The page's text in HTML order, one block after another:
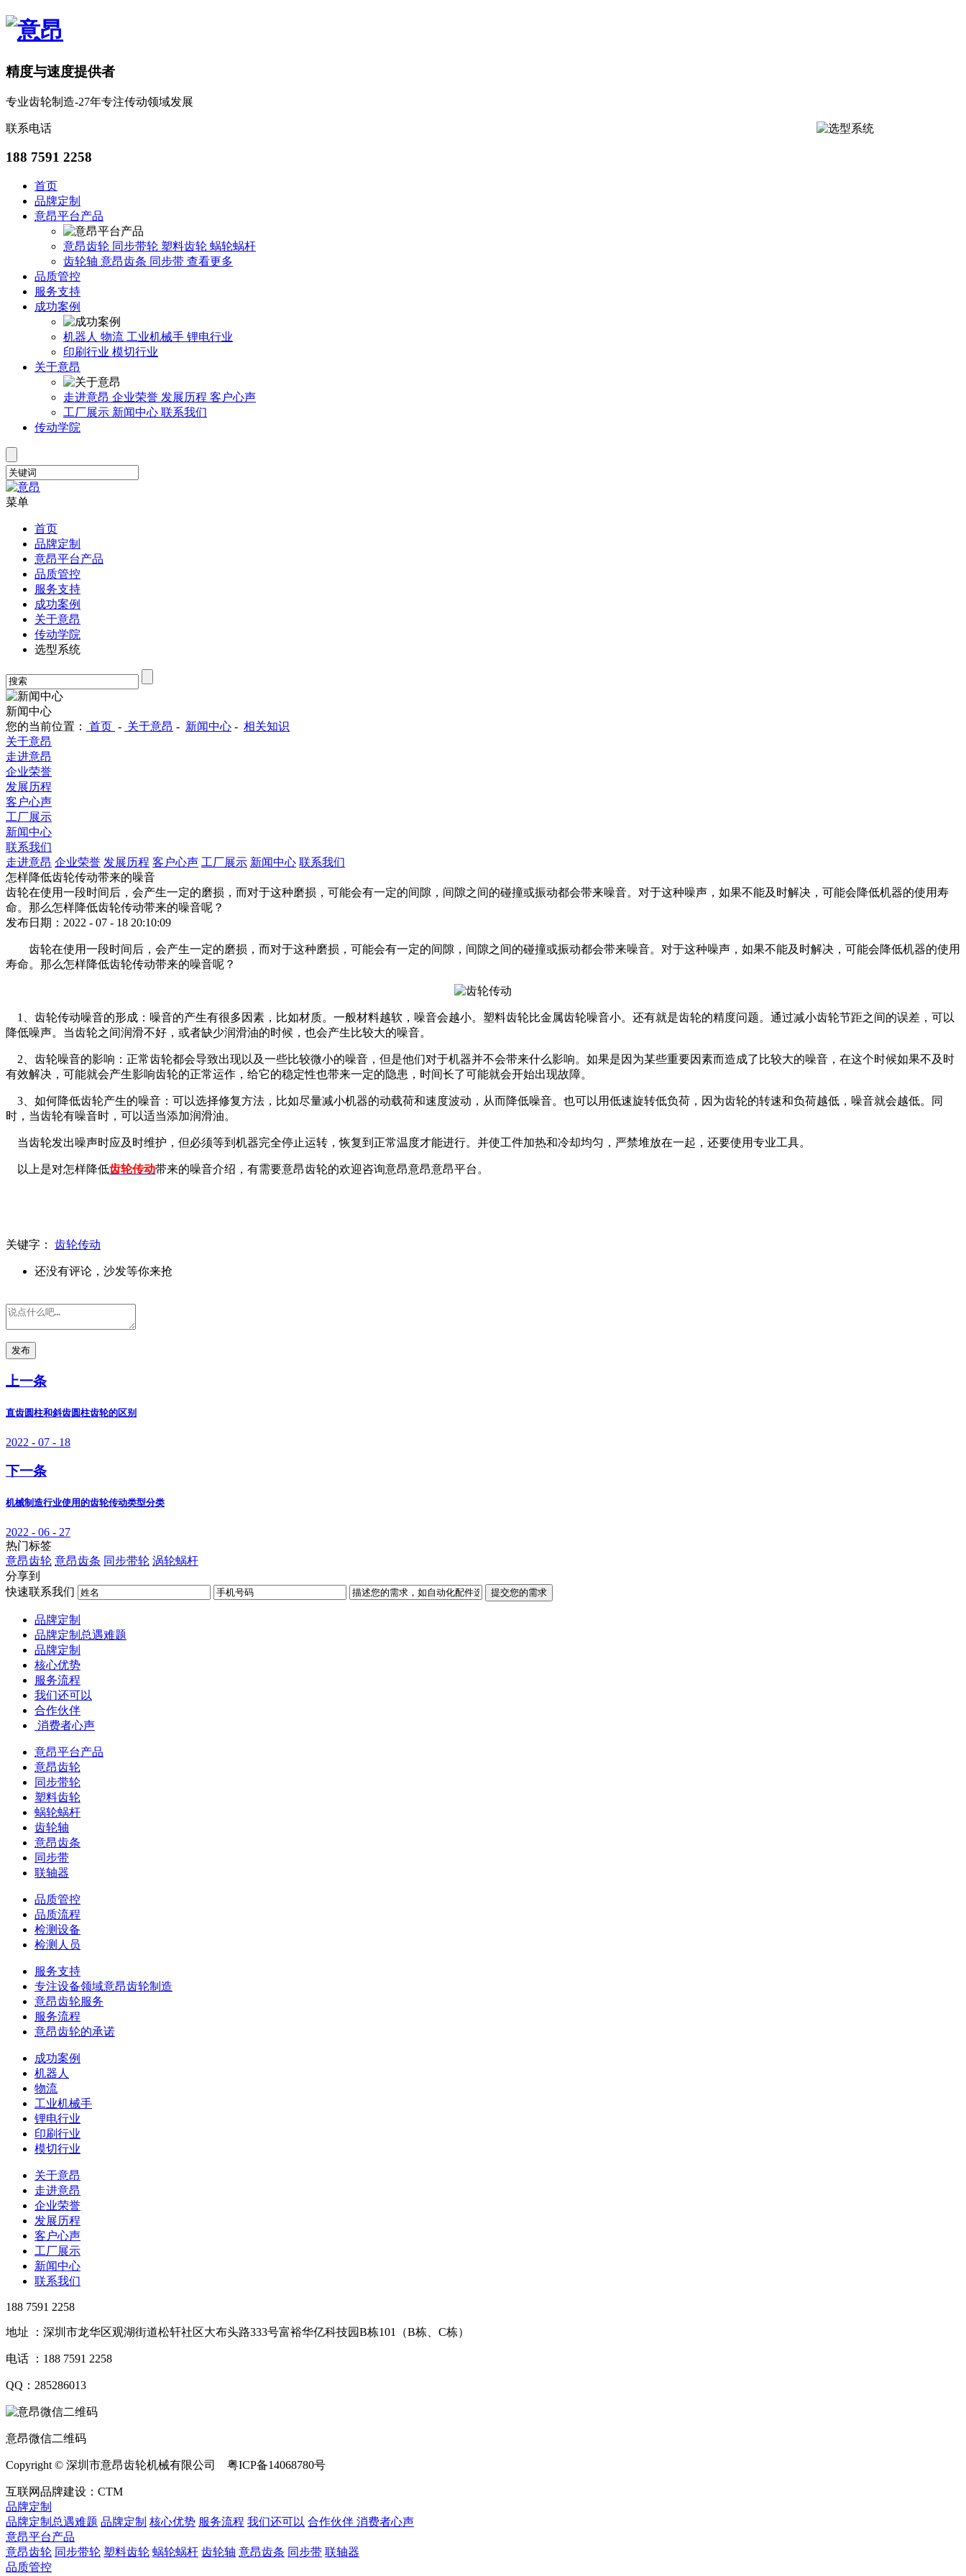
精度与速度提供者
专业齿轮制造-27年专注传动领域发展
联系电话
188 7591 2258
首页
品牌定制
意昂平台产品
意昂齿轮 同步带轮 塑料齿轮 蜗轮蜗杆
齿轮轴 意昂齿条 同步带 查看更多
品质管控
服务支持
成功案例
机器人 物流 工业机械手 锂电行业
印刷行业 模切行业
关于意昂
走进意昂 企业荣誉 发展历程 客户心声
工厂展示 新闻中心 联系我们
传动学院
菜单
首页
品牌定制
意昂平台产品
品质管控
服务支持
成功案例
关于意昂
传动学院
选型系统
新闻中心
您的当前位置：
首页 - 关于意昂 - 新闻中心 - 相关知识
关于意昂
走进意昂
企业荣誉
发展历程
客户心声
工厂展示
新闻中心
联系我们
走进意昂 企业荣誉 发展历程 客户心声 工厂展示 新闻中心 联系我们
怎样降低齿轮传动带来的噪音
齿轮在使用一段时间后，会产生一定的磨损，而对于这种磨损，可能会有一定的间隙，间隙之间的碰撞或振动都会带来噪音。对于这种噪声，如果不能及时解决，可能会降低机器的使用寿
命。那么怎样降低齿轮传动带来的噪音呢？
发布日期：2022 - 07 - 18 20:10:09
齿轮在使用一段时间后，会产生一定的磨损，而对于这种磨损，可能会有一定的间隙，间隙之间的碰撞或振动都会带来噪音。对于这种噪声，如果不能及时解决，可能会降低机器的使用
寿命。那么怎样降低齿轮传动带来的噪音呢？
1、齿轮传动噪音的形成：噪音的产生有很多因素，比如材质。一般材料越软，噪音会越小。塑料齿轮比金属齿轮噪音小。还有就是齿轮的精度问题。通过减小齿轮节距之间的误差，可以
降低噪声。当齿轮之间润滑不好，或者缺少润滑油的时候，也会产生比较大的噪音。
2、齿轮噪音的影响：正常齿轮都会导致出现以及一些比较微小的噪音，但是他们对于机器并不会带来什么影响。如果是因为某些重要因素而造成了比较大的噪音，在这个时候如果不及时
有效解决，可能就会产生影响齿轮的正常运作，给它的稳定性也带来一定的隐患，时间长了可能就会开始出现故障。
3、如何降低齿轮产生的噪音：可以选择修复方法，比如尽量减小机器的动载荷和速度波动，从而降低噪音。也可以用低速旋转低负荷，因为齿轮的转速和负荷越低，噪音就会越低。同
时，当齿轮有噪音时，可以适当添加润滑油。
当齿轮发出噪声时应及时维护，但必须等到机器完全停止运转，恢复到正常温度才能进行。并使工件加热和冷却均匀，严禁堆放在一起，还要使用专业工具。
以上是对怎样降低齿轮传动带来的噪音介绍，有需要意昂齿轮的欢迎咨询意昂意昂意昂平台。
关键字： 齿轮传动
还没有评论，沙发等你来抢
发布
上一条
直齿圆柱和斜齿圆柱齿轮的区别
2022 - 07 - 18
下一条
机械制造行业使用的齿轮传动类型分类
2022 - 06 - 27
热门标签
意昂齿轮 意昂齿条 同步带轮 涡轮蜗杆
分享到
快速联系我们
提交您的需求
品牌定制
品牌定制总遇难题
品牌定制
核心优势
服务流程
我们还可以
合作伙伴
​ 消费者心声
意昂平台产品
意昂齿轮
同步带轮
塑料齿轮
蜗轮蜗杆
齿轮轴
意昂齿条
同步带
联轴器
品质管控
品质流程
检测设备
检测人员
服务支持
专注设备领域意昂齿轮制造
意昂齿轮服务
服务流程
意昂齿轮的承诺
成功案例
机器人
物流
工业机械手
锂电行业
印刷行业
模切行业
关于意昂
走进意昂
企业荣誉
发展历程
客户心声
工厂展示
新闻中心
联系我们
188 7591 2258
地址 ：深圳市龙华区观湖街道松轩社区大布头路333号富裕华亿科技园B栋101（B栋、C栋）
电话 ：188 7591 2258
QQ：285286013
意昂微信二维码
Copyright © 深圳市意昂齿轮机械有限公司 粤ICP备14068780号
互联网品牌建设：CTM
品牌定制
品牌定制总遇难题 品牌定制 核心优势 服务流程 我们还可以 合作伙伴 ​ 消费者心声
意昂平台产品
意昂齿轮 同步带轮 塑料齿轮 蜗轮蜗杆 齿轮轴 意昂齿条 同步带 联轴器
品质管控